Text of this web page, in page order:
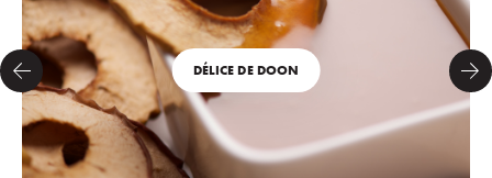
DÉLICE DE DOON